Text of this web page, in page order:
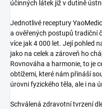
účinných látek již v dutině
Jednotlivé receptury
a ověřených postupů tradiční
více jak 4 000 let. Její pohled
jako na celek a zároveň ho
Rovnováha a harmonie, to je
obtížemi, které nám přináší
úrovni fyzického těla, ale i na
Schválená zdravotní tvrzení